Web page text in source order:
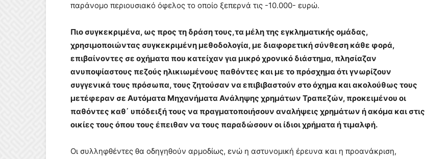
παράνομο περιουσιακό όφελος το οποίο ξεπερνά τις -10.000- ευρώ.
Πιο συγκεκριμένα, ως προς τη δράση τους,τα μέλη της εγκληματικής ομάδας,
χρησιμοποιώντας συγκεκριμένη μεθοδολογία, με διαφορετική σύνθεση κάθε φορά,
επιβαίνοντες σε οχήματα που κατείχαν για μικρό χρονικό διάστημα, πλησίαζαν
ανυποψίαστους πεζούς ηλικιωμένους παθόντες και με το πρόσχημα ότι γνωρίζουν
συγγενικά τους πρόσωπα, τους ζητούσαν να επιβιβαστούν στο όχημα και ακολούθως τους
μετέφεραν σε Αυτόματα Μηχανήματα Ανάληψης χρημάτων Τραπεζών, προκειμένου οι
παθόντες καθ΄ υπόδειξή τους να πραγματοποιήσουν αναλήψεις χρημάτων ή ακόμα και στις
οικίες τους όπου τους έπειθαν να τους παραδώσουν οι ίδιοι χρήματα ή τιμαλφή.
Οι συλληφθέντες θα οδηγηθούν αρμοδίως, ενώ η αστυνομική έρευνα και η προανάκριση,